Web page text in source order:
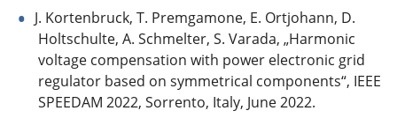
J. Kortenbruck, T. Premgamone, E. Ortjohann, D.
Holtschulte, A. Schmelter, S. Varada, „Harmonic
voltage compensation with power electronic grid
regulator based on symmetrical components“, IEEE
SPEEDAM 2022, Sorrento, Italy, June 2022.